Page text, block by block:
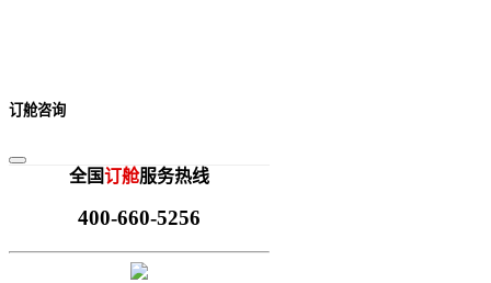
订舱咨询
全国订舱服务热线
400-660-5256